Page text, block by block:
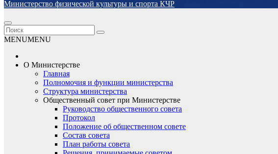
Министерство физической культуры и спорта КЧР
MENUMENU
О Министерстве
Главная
Полномочия и функции министерства
Структура министерства
Общественный совет при Министерстве
Руководство общественного совета
Протокол
Положение об общественном совете
Состав совета
План работы совета